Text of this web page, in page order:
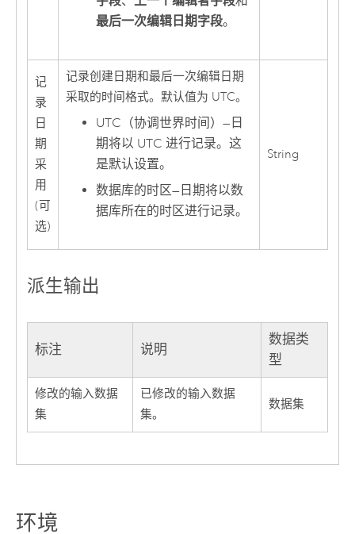
最后一次编辑日期字段。
记
录
日
期
采
用
(可
选)
记录创建日期和最后一次编辑日期
采取的时间格式。默认值为 UTC。
UTC（协调世界时间）— 日
期将以 UTC 进行记录。这
是默认设置。
数据库的时区— 日期将以数
据库所在的时区进行记录。
String
派生输出
标注 说明
数据类
型
修改的输入数据
集
已修改的输入数据
集。
数据集
环境